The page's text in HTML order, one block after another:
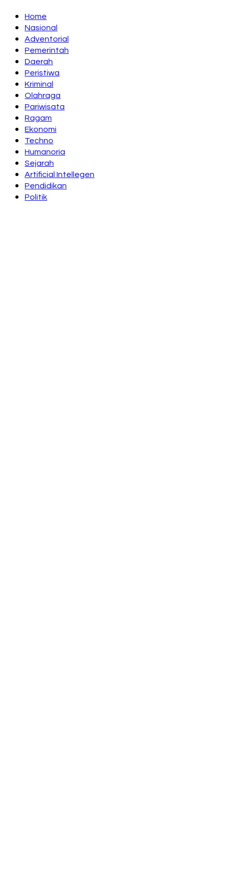
Home
Nasional
Adventorial
Pemerintah
Daerah
Peristiwa
Kriminal
Olahraga
Pariwisata
Ragam
Ekonomi
Techno
Humanoria
Sejarah
Artificial Intellegen
Pendidikan
Politik